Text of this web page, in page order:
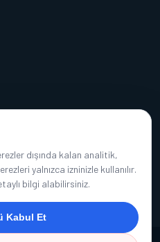
dışında kalan analitik,
yalnızca izninizle kullanılır.
bilgi alabilirsiniz.
Kabul Et